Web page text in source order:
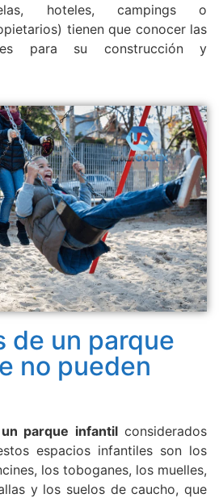
hoteles, campings o
tienen que conocer las
para su construcción y
de un parque
no pueden
parque infantilconsiderados
espacios infantiles son los
los toboganes, los muelles,
y los suelos de caucho, que